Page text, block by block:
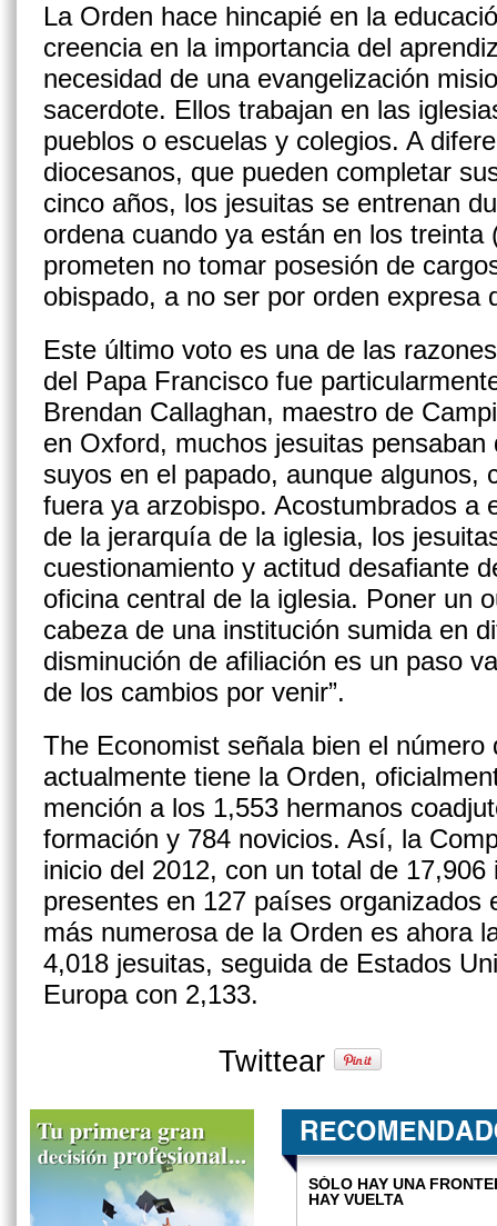
La Orden hace hincapié en la
creencia en la importancia del
necesidad de una evangelización
sacerdote. Ellos trabajan en las
pueblos o escuelas y colegios. A
diocesanos, que pueden completar
cinco años, los jesuitas se entrenan
ordena cuando ya están en los
prometen no tomar posesión de
obispado, a no ser por orden expresa
Este último voto es una de las
del Papa Francisco fue
Brendan Callaghan, maestro de
en Oxford, muchos jesuitas
suyos en el papado, aunque algunos,
fuera ya arzobispo. Acostumbrados a
de la jerarquía de la iglesia, los
cuestionamiento y actitud desafiante
oficina central de la iglesia. Poner un
cabeza de una institución sumida en
disminución de afiliación es un paso
de los cambios por venir”.
The Economist señala bien el número
actualmente tiene la Orden,
mención a los 1,553 hermanos
formación y 784 novicios. Así, la
inicio del 2012, con un total de
presentes en 127 países organizados
más numerosa de la Orden es ahora
4,018 jesuitas, seguida de Estados
Europa con 2,133.
Twittear
SÓLO HAY UNA
HAY VUELTA